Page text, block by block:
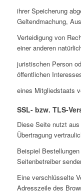
ihrer Speicherung
Geltendmachung,
Verteidigung von
einer anderen
juristischen Person
öffentlichen
eines Mitgliedstaats
SSL- bzw. TLS-
Diese Seite nutzt
Übertragung
Beispiel
Seitenbetreiber
Eine verschlüsselte
Adresszeile des